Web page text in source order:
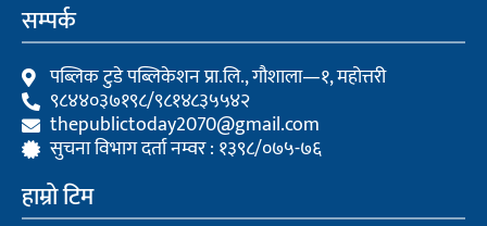
o
k
r e
सम्पर्क
पब्लिक टुडे पब्लिकेशन प्रा.लि., गौशाला—१, महोत्तरी
९८४४०३७१९८/९८१४८३५५४२
thepublictoday2070@gmail.com
सुचना विभाग दर्ता नम्वर : १३९८/०७५-७६
हाम्रो टिम